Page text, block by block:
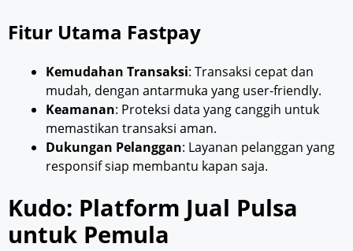
Fitur Utama Fastpay
Kemudahan Transaksi: Transaksi cepat dan
mudah, dengan antarmuka yang user-friendly.
Keamanan: Proteksi data yang canggih untuk
memastikan transaksi aman.
Dukungan Pelanggan: Layanan pelanggan yang
responsif siap membantu kapan saja.
Kudo: Platform Jual Pulsa
untuk Pemula